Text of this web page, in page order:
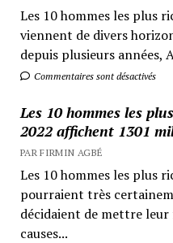
Les 10 hommes les plus
viennent de divers
depuis plusieurs années,
Commentaires sont désactivés
Les 10 hommes les
2022 affichent 1301
PAR FIRMIN AGBÉ
Les 10 hommes les plus
pourraient très
décidaient de mettre leur
causes...